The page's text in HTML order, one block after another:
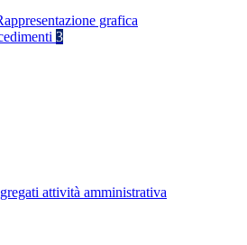
grafica
3
attività amministrativa